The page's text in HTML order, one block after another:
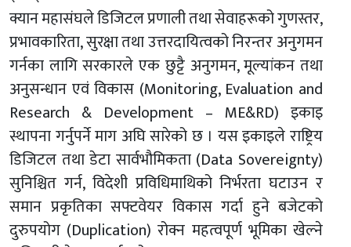
क्यान महासंघले डिजिटल प्रणाली तथा सेवाहरूको गुणस्तर,
प्रभावकारिता, सुरक्षा तथा उत्तरदायित्वको निरन्तर अनुगमन
गर्नका लागि सरकारले एक छुट्टै अनुगमन, मूल्यांकन तथा
अनुसन्धान एवं विकास (Monitoring, Evaluation and
Research & Development – ME&RD) इकाइ
स्थापना गर्नुपर्ने माग अघि सारेको छ । यस इकाइले राष्ट्रिय
डिजिटल तथा डेटा सार्वभौमिकता (Data Sovereignty)
सुनिश्चित गर्न, विदेशी प्रविधिमाथिको निर्भरता घटाउन र
समान प्रकृतिका सफ्टवेयर विकास गर्दा हुने बजेटको
दुरुपयोग (Duplication) रोक्न महत्वपूर्ण भूमिका खेल्ने